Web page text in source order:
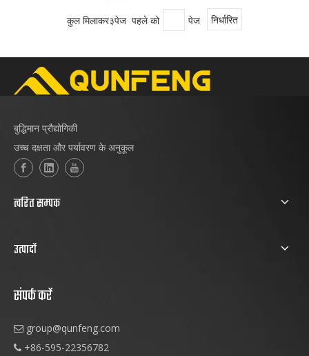
कुल मिलाकर३पेज पहले को पेज निर्धारित
बुद्धिमान प्रौद्योगिकी
उच्च दक्षता और पर्यावरण के अनुकूल
त्वरित सम्पक
उत्पादों
संपर्क करें
 group@qunfeng.com
 +86-595-22356782